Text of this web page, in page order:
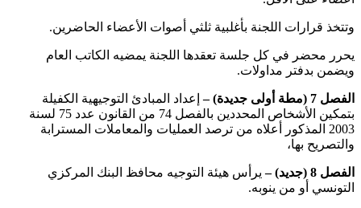
وتتخذ قرارات اللجنة بأغلبية ثلثي أصوات الأعضاء الحاضرين.
يحرر محضر في كل جلسة تعقدها اللجنة يمضيه الكاتب العام
ويضمن بدفتر مداولات.
الفصل 7 (مطة أولى جديدة) –
إعداد المبادئ التوجيهية الكفيلة
بتمكين الأشخاص المحددين بالفصل 74 من القانون عدد 75 لسنة
2003 المذكور أعلاه من ترصد العمليات والمعاملات المسترابة
والتصريح بها،
الفصل 8 (جديد) –
يرأس هيئة التوجيه محافظ البنك المركزي
التونسي أو من ينوبه.